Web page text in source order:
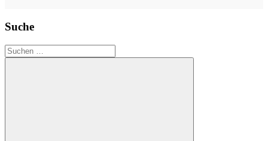
Suche
Suchen
nach: